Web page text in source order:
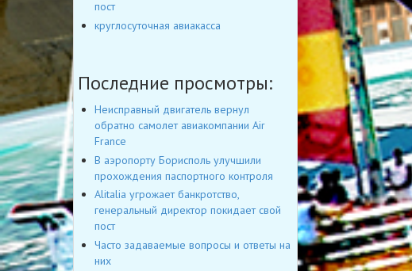
пост
круглосуточная авиакасса
Последние просмотры:
Неисправный двигатель вернул
обратно самолет авиакомпании Air
France
В аэропорту Борисполь улучшили
прохождения паспортного контроля
Alitalia угрожает банкротство,
генеральный директор покидает свой
пост
Часто задаваемые вопросы и ответы на
них